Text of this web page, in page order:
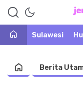
Warta
Sulawesi
Berita